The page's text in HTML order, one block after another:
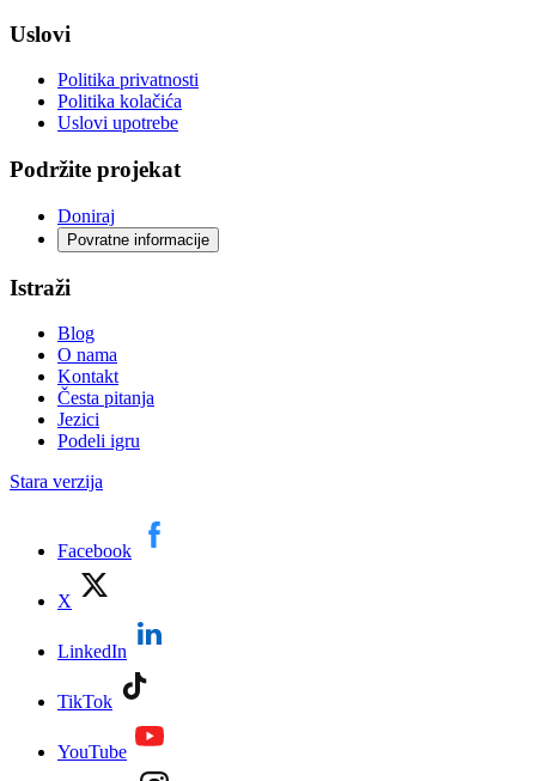
Uslovi
Politika privatnosti
Politika kolačića
Uslovi upotrebe
Podržite projekat
Doniraj
Povratne informacije
Istraži
Blog
O nama
Kontakt
Česta pitanja
Jezici
Podeli igru
Stara verzija
Facebook
X
LinkedIn
TikTok
YouTube